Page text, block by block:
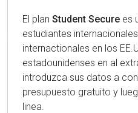
El plan Student Secure es
estudiantes internacionales. Esto
internactionales en los
estadounidenses en al extranjero.
introduzca sus datos a
presupuesto gratuito y
linea.